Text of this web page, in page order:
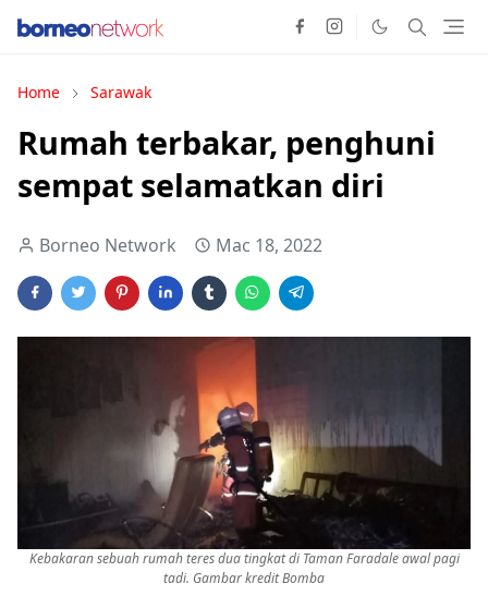
Home Sarawak
Rumah terbakar, penghuni
sempat selamatkan diri
Borneo Network Mac 18, 2022
Kebakaran sebuah rumah teres dua tingkat di Taman Faradale awal pagi
tadi. Gambar kredit Bomba